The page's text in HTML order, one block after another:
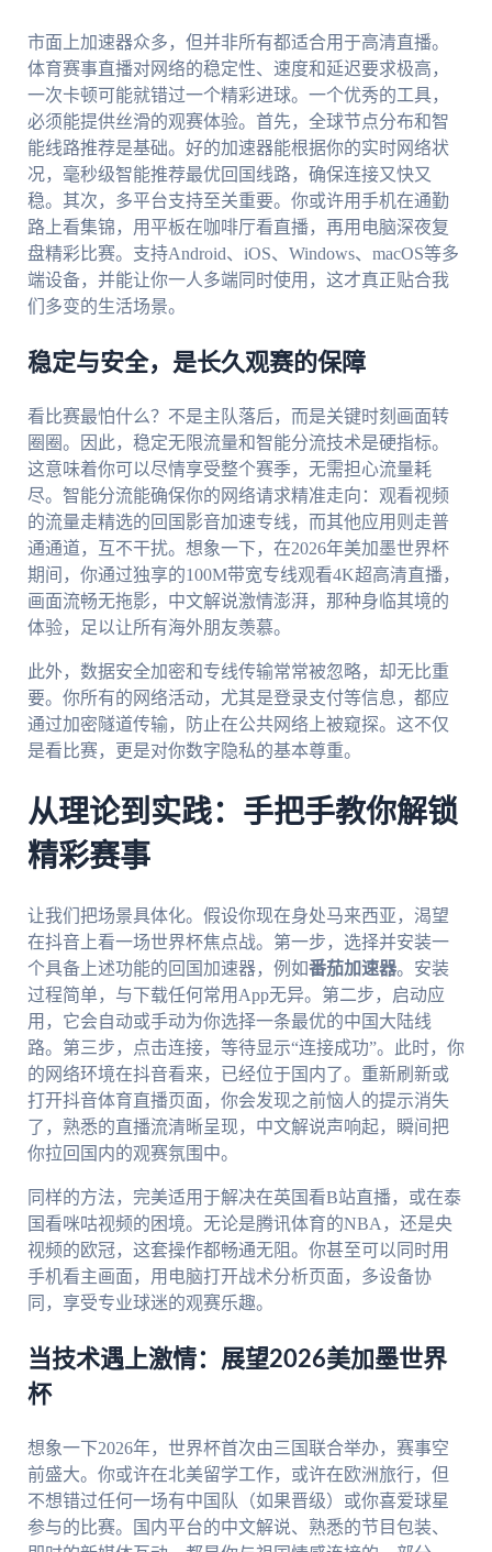
市面上加速器众多，但并非所有都适合用于高清直播。
体育赛事直播对网络的稳定性、速度和延迟要求极高，
一次卡顿可能就错过一个精彩进球。一个优秀的工具，
必须能提供丝滑的观赛体验。首先，全球节点分布和智
能线路推荐是基础。好的加速器能根据你的实时网络状
况，毫秒级智能推荐最优回国线路，确保连接又快又
稳。其次，多平台支持至关重要。你或许用手机在通勤
路上看集锦，用平板在咖啡厅看直播，再用电脑深夜复
盘精彩比赛。支持Android、iOS、Windows、macOS等多
端设备，并能让你一人多端同时使用，这才真正贴合我
们多变的生活场景。
稳定与安全，是长久观赛的保障
看比赛最怕什么？不是主队落后，而是关键时刻画面转
圈圈。因此，稳定无限流量和智能分流技术是硬指标。
这意味着你可以尽情享受整个赛季，无需担心流量耗
尽。智能分流能确保你的网络请求精准走向：观看视频
的流量走精选的回国影音加速专线，而其他应用则走普
通通道，互不干扰。想象一下，在2026年美加墨世界杯
期间，你通过独享的100M带宽专线观看4K超高清直播，
画面流畅无拖影，中文解说激情澎湃，那种身临其境的
体验，足以让所有海外朋友羡慕。
此外，数据安全加密和专线传输常常被忽略，却无比重
要。你所有的网络活动，尤其是登录支付等信息，都应
通过加密隧道传输，防止在公共网络上被窥探。这不仅
是看比赛，更是对你数字隐私的基本尊重。
从理论到实践：手把手教你解锁
精彩赛事
让我们把场景具体化。假设你现在身处马来西亚，渴望
在抖音上看一场世界杯焦点战。第一步，选择并安装一
个具备上述功能的回国加速器，例如番茄加速器。安装
过程简单，与下载任何常用App无异。第二步，启动应
用，它会自动或手动为你选择一条最优的中国大陆线
路。第三步，点击连接，等待显示“连接成功”。此时，你
的网络环境在抖音看来，已经位于国内了。重新刷新或
打开抖音体育直播页面，你会发现之前恼人的提示消失
了，熟悉的直播流清晰呈现，中文解说声响起，瞬间把
你拉回国内的观赛氛围中。
同样的方法，完美适用于解决在英国看B站直播，或在泰
国看咪咕视频的困境。无论是腾讯体育的NBA，还是央
视频的欧冠，这套操作都畅通无阻。你甚至可以同时用
手机看主画面，用电脑打开战术分析页面，多设备协
同，享受专业球迷的观赛乐趣。
当技术遇上激情：展望2026美加墨世界
杯
想象一下2026年，世界杯首次由三国联合举办，赛事空
前盛大。你或许在北美留学工作，或许在欧洲旅行，但
不想错过任何一场有中国队（如果晋级）或你喜爱球星
参与的比赛。国内平台的中文解说、熟悉的节目包装、